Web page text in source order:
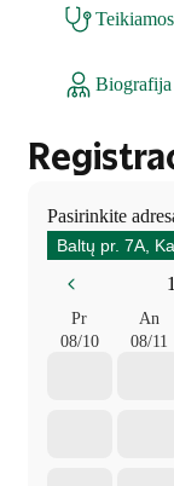
Biografija
Pasirinkite
Baltų pr. 7A,
Pr
08/10
An
08/11